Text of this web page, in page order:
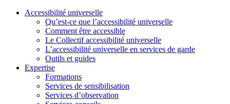
Accessibilité universelle
Qu’est-ce que l’accessibilité universelle
Comment être accessible
Le Collectif accessibilité universelle
L’accessibilité universelle en services de garde
Outils et guides
Expertise
Formations
Services de sensibilisation
Services d’observation